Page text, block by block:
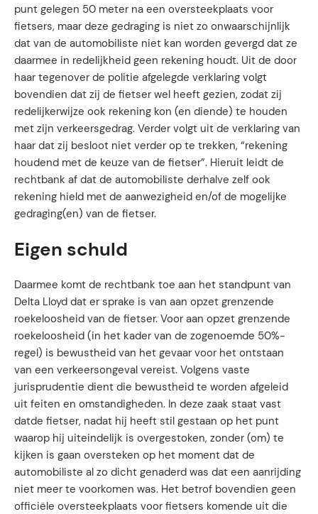
punt gelegen 50 meter na een oversteekplaats voor
fietsers, maar deze gedraging is niet zo onwaarschijnlijk
dat van de automobiliste niet kan worden gevergd dat ze
daarmee in redelijkheid geen rekening houdt. Uit de door
haar tegenover de politie afgelegde verklaring volgt
bovendien dat zij de fietser wel heeft gezien, zodat zij
redelijkerwijze ook rekening kon (en diende) te houden
met zijn verkeersgedrag. Verder volgt uit de verklaring van
haar dat zij besloot niet verder op te trekken, “rekening
houdend met de keuze van de fietser”. Hieruit leidt de
rechtbank af dat de automobiliste derhalve zelf ook
rekening hield met de aanwezigheid en/of de mogelijke
gedraging(en) van de fietser.
Eigen schuld
Daarmee komt de rechtbank toe aan het standpunt van
Delta Lloyd dat er sprake is van aan opzet grenzende
roekeloosheid van de fietser. Voor aan opzet grenzende
roekeloosheid (in het kader van de zogenoemde 50%-
regel) is bewustheid van het gevaar voor het ontstaan
van een verkeersongeval vereist. Volgens vaste
jurisprudentie dient die bewustheid te worden afgeleid
uit feiten en omstandigheden. In deze zaak staat vast
datde fietser, nadat hij heeft stil gestaan op het punt
waarop hij uiteindelijk is overgestoken, zonder (om) te
kijken is gaan oversteken op het moment dat de
automobiliste al zo dicht genaderd was dat een aanrijding
niet meer te voorkomen was. Het betrof bovendien geen
officiële oversteekplaats voor fietsers komende uit die